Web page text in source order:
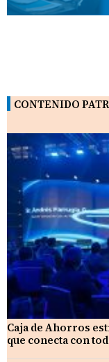
CONTENIDO
Caja de Ahorros
que conecta con